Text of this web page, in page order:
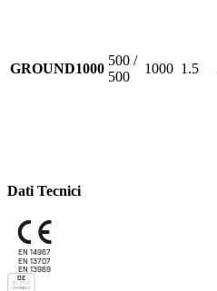
GROUND1000
500 /
500
1000 1.5
Dati Tecnici
EN 14967
EN 13707
EN 13969
DE
DIN 18542
DIN 18533-2